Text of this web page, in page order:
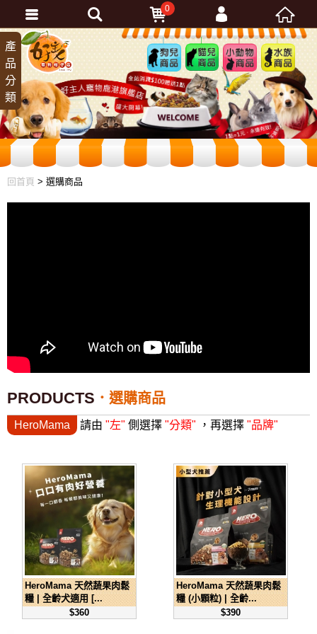
狗兒
商品
貓兒
商品
小動
物商
品
水族
商品
回首頁 > 選購商品
產
品
分
類
PRODUCTS 選購商品
HeroMama 請由 "左" 側選擇 "分類" ，再選擇 "品牌"
HeroMama 天然蔬果肉鬆
糧 | 全齡犬適用 [...
$360
HeroMama 天然蔬果肉鬆
糧 (小顆粒) | 全齡...
$390
0
會員登入
忘記密碼
加入會員
訂單查詢